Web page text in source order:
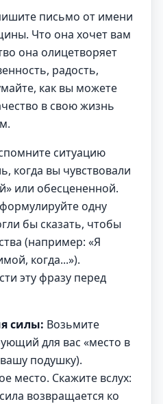
письмо от имени
Что она хочет вам
она олицетворяет
радость,
как вы можете
в свою жизнь
ситуацию
когда вы чувствовали
или обесцененной.
одну
бы сказать, чтобы
(например: «Я
когда...»).
эту фразу перед
силы: Возьмите
для вас «место в
подушку).
место. Скажите вслух:
возвращается ко